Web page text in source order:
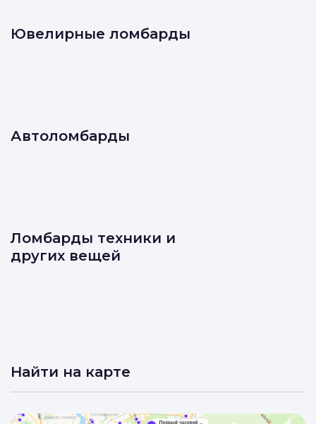
Ювелирные ломбарды
Автоломбарды
Ломбарды техники и
других вещей
Найти на карте